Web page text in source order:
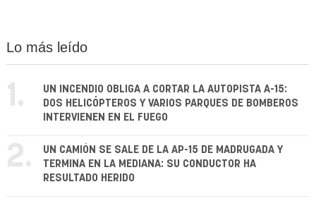
Lo más leído
1.
UN INCENDIO OBLIGA A CORTAR LA AUTOPISTA A-15:
DOS HELICÓPTEROS Y VARIOS PARQUES DE BOMBEROS
INTERVIENEN EN EL FUEGO
2.
UN CAMIÓN SE SALE DE LA AP-15 DE MADRUGADA Y
TERMINA EN LA MEDIANA: SU CONDUCTOR HA
RESULTADO HERIDO